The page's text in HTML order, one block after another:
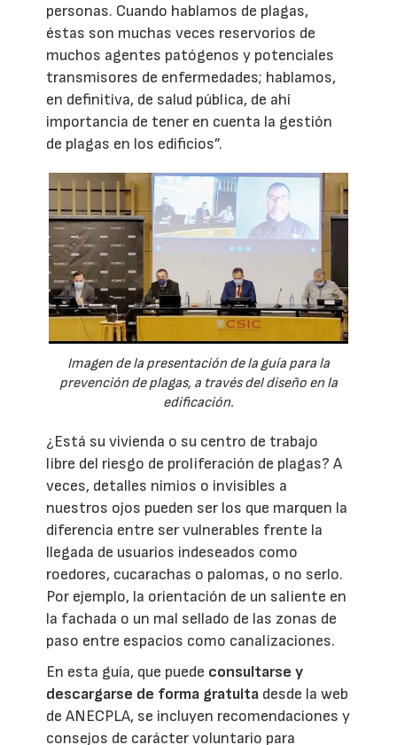
personas. Cuando hablamos de plagas,
éstas son muchas veces reservorios de
muchos agentes patógenos y potenciales
transmisores de enfermedades; hablamos,
en definitiva, de salud pública, de ahí
importancia de tener en cuenta la gestión
de plagas en los edificios”.
Imagen de la presentación de la guía para la
prevención de plagas, a través del diseño en la
edificación.
¿Está su vivienda o su centro de trabajo
libre del riesgo de proliferación de plagas? A
veces, detalles nimios o invisibles a
nuestros ojos pueden ser los que marquen la
diferencia entre ser vulnerables frente la
llegada de usuarios indeseados como
roedores, cucarachas o palomas, o no serlo.
Por ejemplo, la orientación de un saliente en
la fachada o un mal sellado de las zonas de
paso entre espacios como canalizaciones.
En esta guía, que puede consultarse y
descargarse de forma gratuita desde la web
de ANECPLA, se incluyen recomendaciones y
consejos de carácter voluntario para